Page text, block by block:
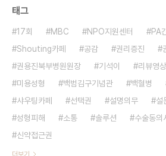
태그
17회 MBC NPO지원센터 PA
Shouting카페
공감 권리증진
권용진북부병원원장
기석이 리뷰영상
미용성형
백범김구기념관 백혈병
샤우팅카페
선택권 설명의무 설
성형피해
소통 솔루션 수술동의
신약접근권
더보기